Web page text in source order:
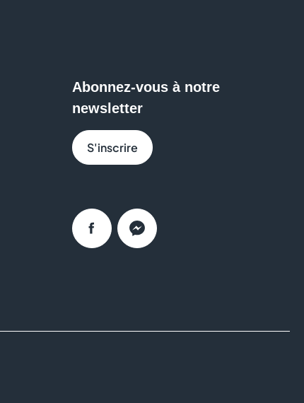
Abonnez-vous à notre
newsletter
S'inscrire
FacebookMessenger